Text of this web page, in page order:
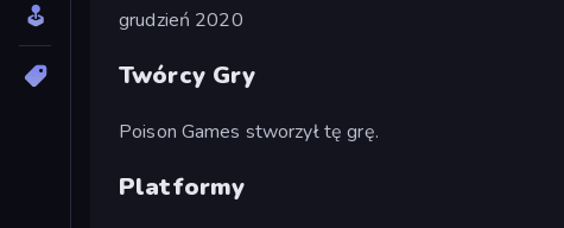
grudzień 2020
Twórcy Gry
Poison Games stworzył tę grę.
Platformy